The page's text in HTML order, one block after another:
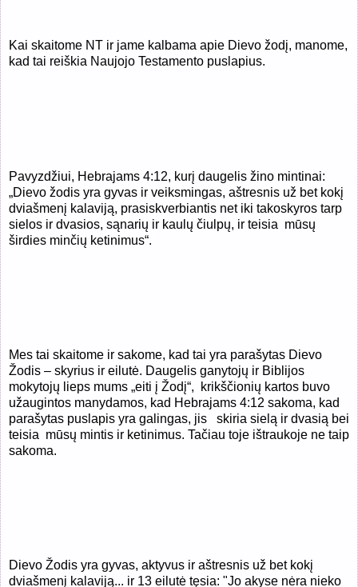
Kai skaitome NT ir jame kalbama apie Dievo žodį, manome,
kad tai reiškia Naujojo Testamento puslapius.
Pavyzdžiui, Hebrajams 4:12, kurį daugelis žino mintinai:
„Dievo žodis yra gyvas ir veiksmingas, aštresnis už bet kokį
dviašmenį kalaviją, prasiskverbiantis net iki takoskyros tarp
sielos ir dvasios, sąnarių ir kaulų čiulpų, ir teisia mūsų
širdies minčių ketinimus“.
Mes tai skaitome ir sakome, kad tai yra parašytas Dievo
Žodis – skyrius ir eilutė. Daugelis ganytojų ir Biblijos
mokytojų lieps mums „eiti į Žodį“,
krikščionių kartos buvo
užaugintos manydamos, kad Hebrajams 4:12 sakoma, kad
parašytas puslapis yra galingas, jis
skiria sielą ir dvasią bei
teisia mūsų mintis ir ketinimus. Tačiau toje ištraukoje ne taip
sakoma.
Dievo Žodis yra gyvas, aktyvus ir aštresnis už bet kokį
dviašmenį kalaviją... ir 13 eilutė tęsia: "Jo akyse nėra nieko